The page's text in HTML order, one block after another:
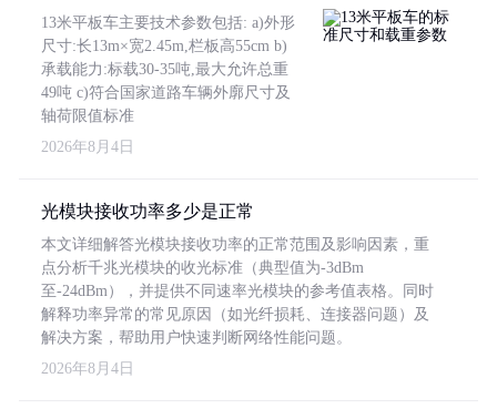
13米平板车主要技术参数包括: a)外形
尺寸:长13m×宽2.45m,栏板高55cm b)
承载能力:标载30-35吨,最大允许总重
49吨 c)符合国家道路车辆外廓尺寸及
轴荷限值标准
2026年8月4日
光模块接收功率多少是正常
本文详细解答光模块接收功率的正常范围及影响因素，重
点分析千兆光模块的收光标准（典型值为-3dBm
至-24dBm），并提供不同速率光模块的参考值表格。同时
解释功率异常的常见原因（如光纤损耗、连接器问题）及
解决方案，帮助用户快速判断网络性能问题。
2026年8月4日